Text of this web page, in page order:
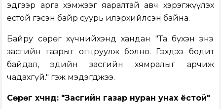
эдгээр арга хэмжээг яаралтай авч хэрэгжүүлэх
ёстой гэсэн байр суурь илэрхийлсэн байна.
Байру сөрөг хүчнийхэнд хандан "Та бүхэн энэ
засгийн газрыг огцруулж болно. Гэхдээ бодит
байдал, эдийн засгийн хямралыг арчиж
чадахгүй." гэж мэдэгджээ.
Сөрөг хүчнүүд: "Засгийн газар нуран унах ёстой"